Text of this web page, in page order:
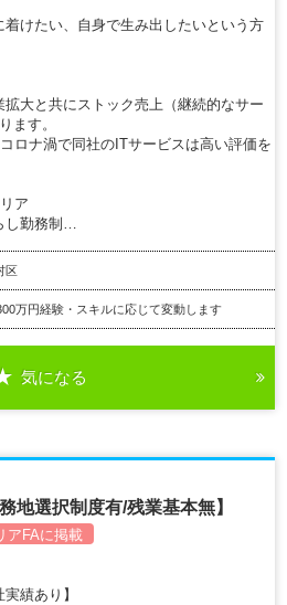
けたい、自身で生み出したいという方
大と共にストック売上（継続的なサー
ます。
ロナ渦で同社のITサービスは高い評価を
ア
し勤務制…
区
万円経験・スキルに応じて変動します
気になる
地選択制度有/残業基本無】
アFAに掲載
績あり】